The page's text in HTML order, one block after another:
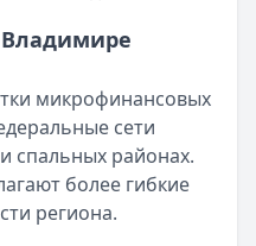
микрофинансовых
сети
спальных районах.
более гибкие
региона.